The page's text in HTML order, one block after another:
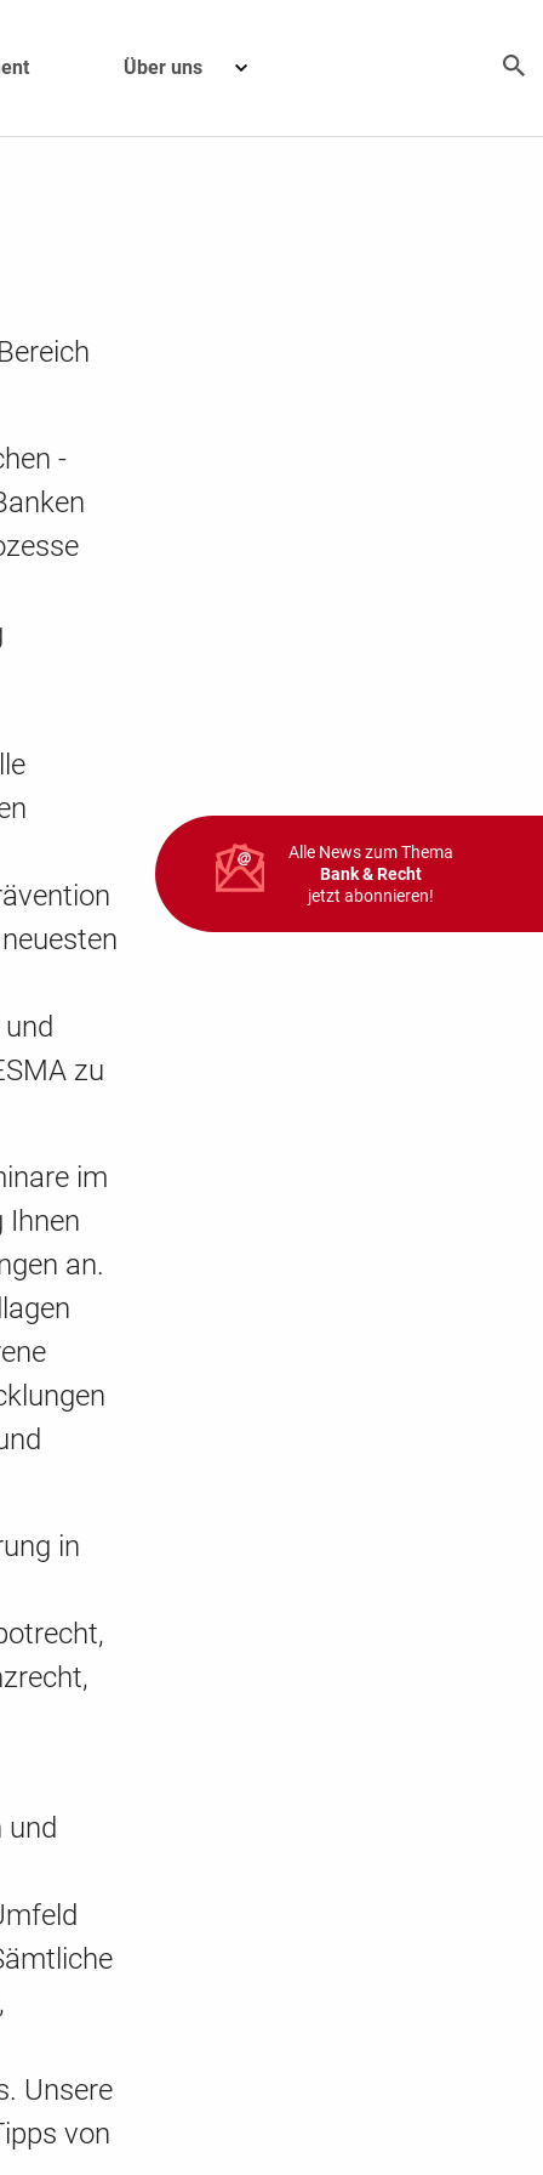
Über uns
Alle News zum Thema
Bank & Recht
jetzt abonnieren!
-
zu
im
Ihnen
an.
in
und
Unsere
von